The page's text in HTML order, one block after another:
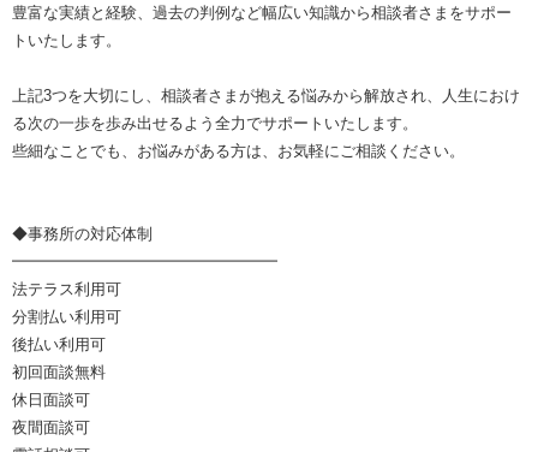
豊富な実績と経験、過去の判例など幅広い知識から相談者さまをサポー
トいたします。
上記3つを大切にし、相談者さまが抱える悩みから解放され、人生におけ
る次の一歩を歩み出せるよう全力でサポートいたします。
些細なことでも、お悩みがある方は、お気軽にご相談ください。
◆事務所の対応体制
━━━━━━━━━━━━━━━━━
法テラス利用可
分割払い利用可
後払い利用可
初回面談無料
休日面談可
夜間面談可